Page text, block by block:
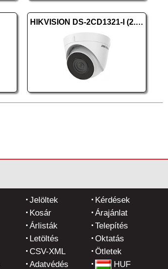
HIKVISION DS-2CD1321-I (2.8mm) (F)
Jelöltek
Kosár
Árlisták
Letöltés
CSV-XML
Adatvédés
Kérdések
Árajánlat
Telepítés
Oktatás
Ötletek
HUF